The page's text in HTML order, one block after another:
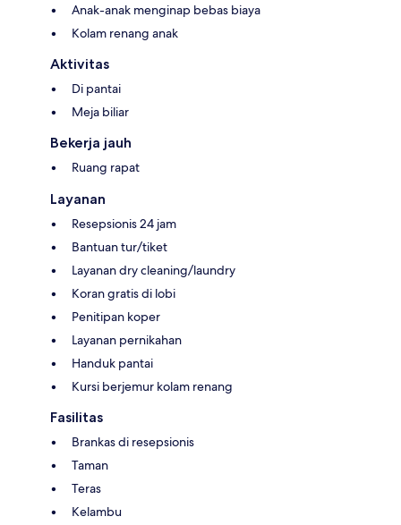
Anak-anak menginap bebas biaya
Kolam renang anak
Aktivitas
Di pantai
Meja biliar
Bekerja jauh
Ruang rapat
Layanan
Resepsionis 24 jam
Bantuan tur/tiket
Layanan dry cleaning/laundry
Koran gratis di lobi
Penitipan koper
Layanan pernikahan
Handuk pantai
Kursi berjemur kolam renang
Fasilitas
Brankas di resepsionis
Taman
Teras
Kelambu